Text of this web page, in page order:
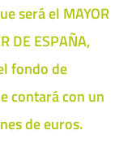
será el MAYOR
DE ESPAÑA,
fondo de
contará con un
de euros.